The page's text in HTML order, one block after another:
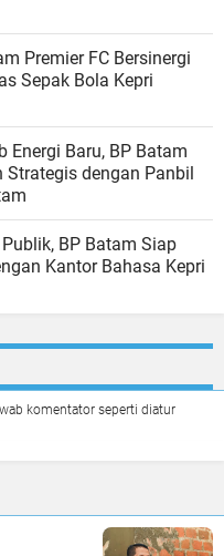
Premier FC Bersinergi
Sepak Bola Kepri
Energi Baru, BP Batam
Strategis dengan Panbil
BP Batam Siap
Kantor Bahasa Kepri
komentator seperti diatur